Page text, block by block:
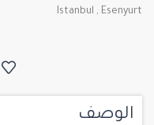
Istanbul , Esenyurt
الوصف